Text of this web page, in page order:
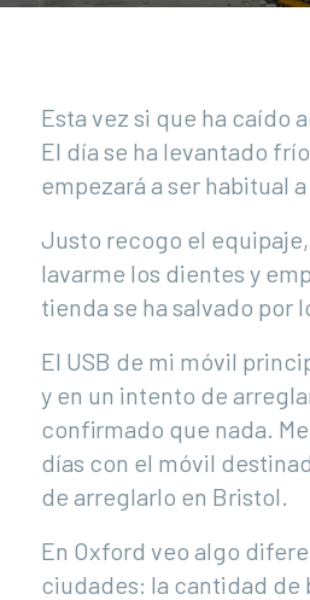
Esta vez si que ha caído
El día se ha levantado
empezará a ser habitual
Justo recogo el
lavarme los dientes y
tienda se ha salvado por
El USB de mi móvil
y en un intento de
confirmado que nada.
días con el móvil
de arreglarlo en Bristol.
En Oxford veo algo
ciudades: la cantidad de